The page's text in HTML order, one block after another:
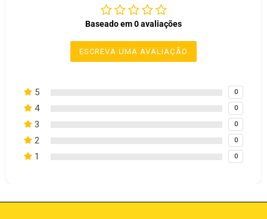
Baseado em 0 avaliações
ESCREVA UMA AVALIAÇÃO
5 0
4 0
3 0
2 0
1 0